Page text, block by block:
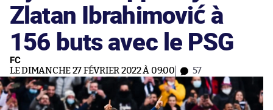
Zlatan Ibrahimović à
156 buts avec le PSG
FC
LE DIMANCHE 27 FÉVRIER 2022 À 09:00 57